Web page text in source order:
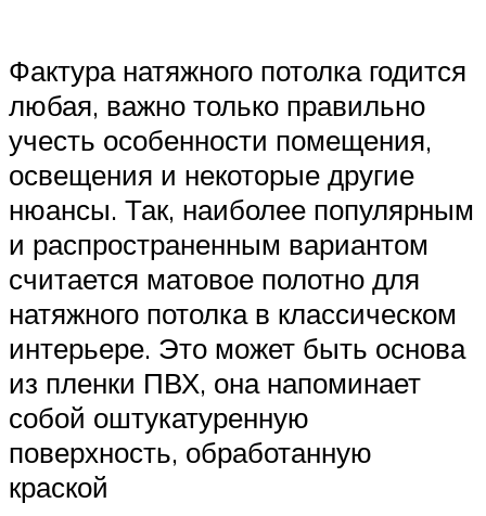
Фактура натяжного потолка годится
любая, важно только правильно
учесть особенности помещения,
освещения и некоторые другие
нюансы. Так, наиболее популярным
и распространенным вариантом
считается матовое полотно для
натяжного потолка в классическом
интерьере. Это может быть основа
из пленки ПВХ, она напоминает
собой оштукатуренную
поверхность, обработанную
краской